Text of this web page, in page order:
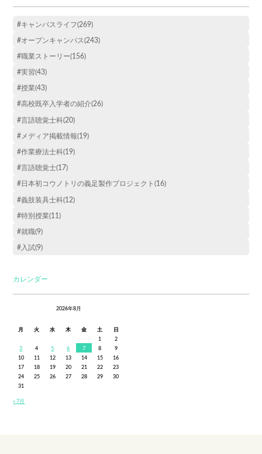
#キャンパスライフ(269)
#オープンキャンパス(243)
#職業ストーリー(156)
#実習(43)
#授業(43)
#高校既卒入学者の紹介(26)
#言語聴覚士科(20)
#メディア掲載情報(19)
#作業療法士科(19)
#言語聴覚士(17)
#日本初コウノトリの義足製作プロジェクト(16)
#義肢装具士科(12)
#特別授業(11)
#就職(9)
#入試(9)
カレンダー
2026年8月
月 火 水 木 金 土
日
1
2
3
4 5 6 7 8
9
10
11 12 13 14 15
16
17
18 19 20 21 22
23
24
25 26 27 28 29
30
31
« 7月